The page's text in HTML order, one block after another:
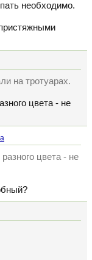
необходимо.
на тротуарах.
цвета - не
цвета - не